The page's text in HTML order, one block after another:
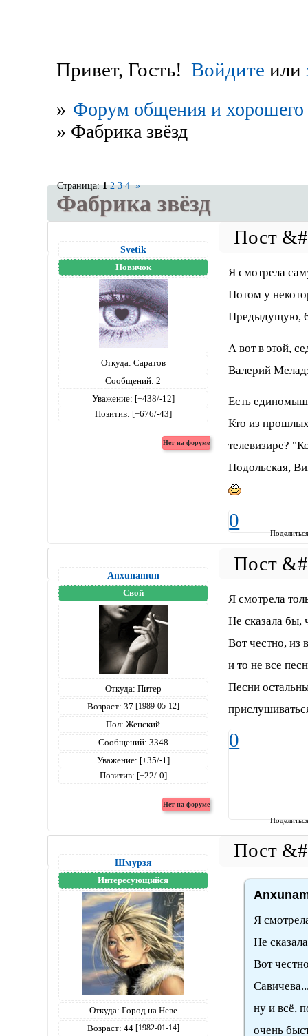
Привет, Гость! Войдите или
» Форум общения и хорошего
» Фабрика звёзд
Фабрика звёзд
Страница:1 2 3 4 »
Svetik
Новичок
Откуда: Саратов
Сообщений: 2
Уважение: [+438/-12]
Позитив: [+676/-43]
Я смотрела
Потом у
Предыдущую,
А вот в этой,
Валерий
Есть
Кто из
телевизире?
Подольская,
0
Anxunamun
Свой
Откуда: Питер
Возраст: 37 [1989-05-12]
Пол: Женский
Сообщений: 3348
Уважение: [+35/-1]
Позитив: [+22/-0]
Я смотрела
Не сказала бы,
Вот честно, из
и то не все
Песни
0
Шмурзя
Интересующийся
Откуда: Город на Неве
Возраст: 44 [1982-01-14]
Я
Не
Вот
ну и всё,
очень